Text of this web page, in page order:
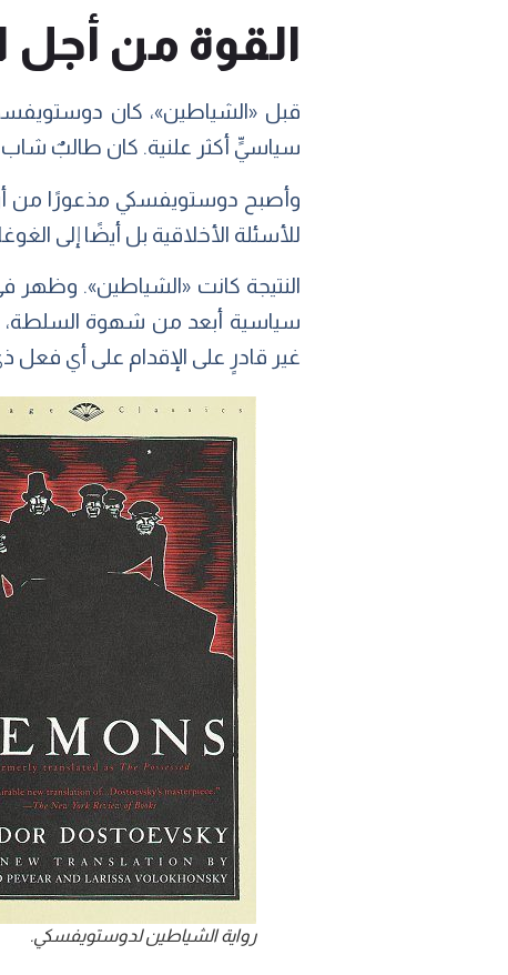
القوة من أجل
قبل «الشياطين»، كان
سياسيٍّ أكثر علنية. كان طالبٌ
وأصبح دوستويفسكي مذعورًا من
للأسئلة الأخلاقية بل أيضًا إلى
النتيجة كانت «الشياطين». وظهر
سياسية أبعد من شهوة السلطة،
غير قادرٍ على الإقدام على أي فعل
رواية الشياطين لدوستويفسكي.